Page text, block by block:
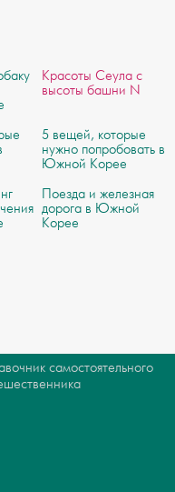
Красоты Сеула с
высоты башни N
5 вещей, которые
нужно попробовать в
Южной Корее
Поезда и железная
дорога в Южной
Корее
самостоятельного